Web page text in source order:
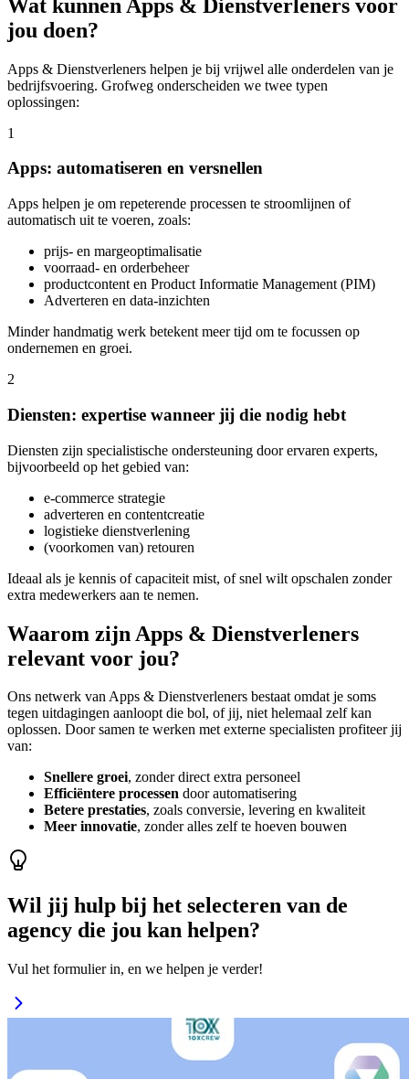
Wat kunnen Apps & Dienstverleners voor
jou doen?
Apps & Dienstverleners helpen je bij vrijwel alle onderdelen van je
bedrijfsvoering. Grofweg onderscheiden we twee typen
oplossingen:
1
Apps: automatiseren en versnellen
Apps helpen je om repeterende processen te stroomlijnen of
automatisch uit te voeren, zoals:
prijs- en margeoptimalisatie
voorraad‑ en orderbeheer
productcontent en Product Informatie Management (PIM)
Adverteren en data‑inzichten
Minder handmatig werk betekent meer tijd om te focussen op
ondernemen en groei.
2
Diensten: expertise wanneer jij die nodig hebt
Diensten zijn specialistische ondersteuning door ervaren experts,
bijvoorbeeld op het gebied van:
e‑commerce strategie
adverteren en contentcreatie
logistieke dienstverlening
(voorkomen van) retouren
Ideaal als je kennis of capaciteit mist, of snel wilt opschalen zonder
extra medewerkers aan te nemen.
Waarom zijn Apps & Dienstverleners
relevant voor jou?
Ons netwerk van Apps & Dienstverleners bestaat omdat je soms
tegen uitdagingen aanloopt die bol, of jij, niet helemaal zelf kan
oplossen. Door samen te werken met externe specialisten profiteer jij
van:
Snellere groei, zonder direct extra personeel
Efficiëntere processen door automatisering
Betere prestaties, zoals conversie, levering en kwaliteit
Meer innovatie, zonder alles zelf te hoeven bouwen
Wil jij hulp bij het selecteren van de
agency die jou kan helpen?
Vul het formulier in, en we helpen je verder!